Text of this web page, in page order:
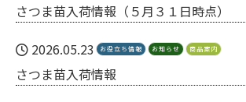
さつま苗入荷情報（５月３１日時点）
2026.05.23 お役立ち情報 お知らせ 商品案内
さつま苗入荷情報